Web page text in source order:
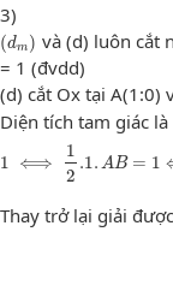
3)
(dm )
(d m và (d) luôn cắt
= 1 (đvdd)
(d) cắt Ox tại A(1:0)
Diện tích tam giác là
1 ⟺
1
2
.1. AB = 1
.1 = 1⇔
Thay trở lại giải được